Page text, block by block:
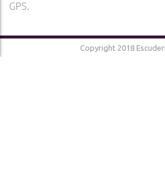
GPS.
Copyright 2018